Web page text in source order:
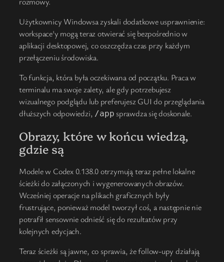
Użytkownicy Windowsa zyskali dodatkowe usprawnienie:
workspace'y mogą teraz otwierać się bezpośrednio w
aplikacji desktopowej, co oszczędza czas przy każdym
przełączeniu środowiska.
To funkcja, która była oczekiwana od początku. Praca w
terminalu ma swoje zalety, ale gdy potrzebujesz
wizualnego podglądu lub preferujesz GUI do przeglądania
dłuższych odpowiedzi, /app sprawdza się doskonale.
Obrazy, które w końcu wiedzą,
gdzie są
Modele w Codex 0.138.0 otrzymują teraz pełne lokalne
ścieżki do załączonych i wygenerowanych obrazów.
Wcześniej operacje na plikach graficznych były
frustrujące, ponieważ model tworzył coś, a następnie nie
potrafił sensownie odnieść się do rezultatów przy
kolejnych edycjach.
Teraz ścieżki są jawne, co sprawia, że follow-upy działają